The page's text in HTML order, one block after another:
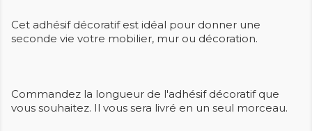
Cet adhésif décoratif est idéal pour donner une
seconde vie votre mobilier, mur ou décoration.
Commandez la longueur de l'adhésif décoratif que
vous souhaitez. Il vous sera livré en un seul morceau.